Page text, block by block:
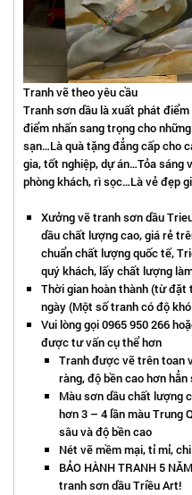
Tranh vẽ theo yêu cầu
Tranh sơn dầu là xuất phát
điểm nhấn sang trọng cho
sạn…Là quà tặng đẳng cấp cho
gia, tốt nghiệp, dự án…Tỏa sáng
phòng khách, rì sọc…Là vẻ đẹp
Xưởng vẽ tranh sơn dầu
dầu chất lượng cao, giá rẻ
chuẩn chất lượng quốc tế,
quý khách, lấy chất lượng
Thời gian hoàn thành (từ đặt
ngày (Một số tranh có độ
Vui lòng gọi 0965 950 266
được tư vấn cụ thể hơn
Tranh được vẽ trên toan
ràng, độ bền cao hơn
Màu sơn dầu chất lượng
hơn 3 – 4 lần màu Trung
sâu và độ bền cao
Nét vẽ mềm mại, tỉ mỉ,
BẢO HÀNH TRANH 5
tranh sơn dầu Triều Art!